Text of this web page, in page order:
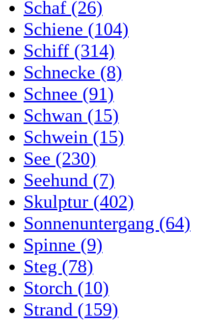
Schaf (26)
Schiene (104)
Schiff (314)
Schnecke (8)
Schnee (91)
Schwan (15)
Schwein (15)
See (230)
Seehund (7)
Skulptur (402)
Sonnenuntergang (64)
Spinne (9)
Steg (78)
Storch (10)
Strand (159)